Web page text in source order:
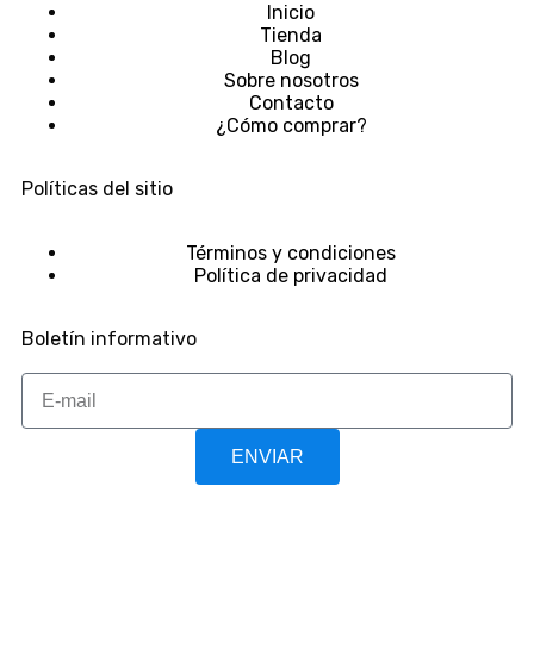
Inicio
Tienda
Blog
Sobre nosotros
Contacto
¿Cómo comprar?
Políticas del sitio
Términos y condiciones
Política de privacidad
Boletín informativo
ENVIAR